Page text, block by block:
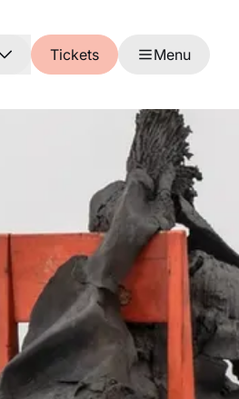
Tickets Menu